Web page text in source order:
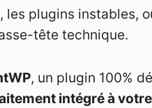
les plugins instables,
tête technique.
, un plugin 100%
intégré à